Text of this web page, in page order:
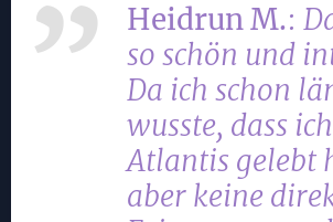
Heidrun M.:
so schön und
Da ich schon
wusste, dass
Atlantis gelebt
aber keine